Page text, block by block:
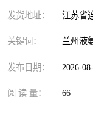
发货地址： 江苏省
关键词： 兰州液
发布日期： 2026-
阅 读 量： 66